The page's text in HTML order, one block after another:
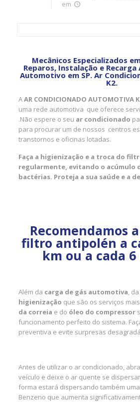
em
Mecânicos Especializados
Reparos, Instalação e Recarga
Automotivo em SP. Ar
K2.
AAR CONDICIONADO AUTOMOTIVA
uma rede automotiva que oferece
.Não espere o seu ar condicionado
para procurar um de nossos centros
transtornos e oficinas lotadas.
Faça a higienização e a troca do
regularmente, evitando o acúmulo
bactérias. Proteja a sua saúde e a
Recomendamos
filtro antipolén a
km ou a cada 6
Além da carga de gás automotiva, da
higienização que são os serviços
da correia e do óleo do compressor
funcionamento perfeito do sistema.
preventiva e evite surpresas
Antes de utilizar o ar condicionado,
veículo e deixe o ar quente se
forma estará dispersando também
Benzeno que aumenta